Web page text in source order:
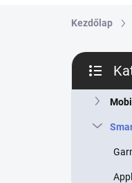
Kezdőlap
O
d
átugrása